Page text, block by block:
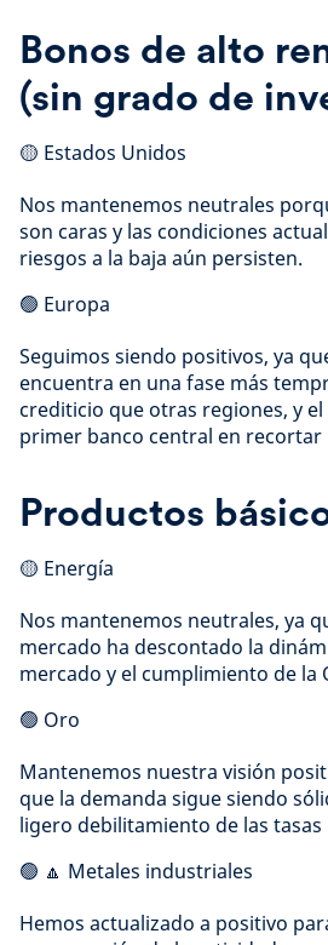
Bonos de alto
(sin grado de
🟡 Estados Unidos
Nos mantenemos neutrales
son caras y las condiciones
riesgos a la baja aún persisten.
🟢 Europa
Seguimos siendo positivos, ya
encuentra en una fase más
crediticio que otras regiones, y el
primer banco central en recortar
Productos
🟡 Energía
Nos mantenemos neutrales, ya
mercado ha descontado la
mercado y el cumplimiento de la
🟢 Oro
Mantenemos nuestra visión
que la demanda sigue siendo
ligero debilitamiento de las tasas
🟢 🔼 Metales industriales
Hemos actualizado a positivo